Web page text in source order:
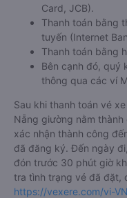
Card, JCB).
Thanh toán bằng
tuyến (Internet
Thanh toán bằng
Bên cạnh đó, quý
thông qua các ví
Sau khi thanh toán vé
Nẵng giường nằm
xác nhận thành công
đã đăng ký. Đến ngày
đón trước 30 phút giờ
tra tình trạng vé đã đặt,
https://vexere.com/vi-